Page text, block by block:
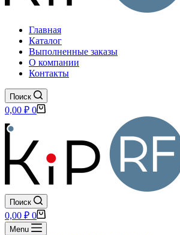
Главная
Каталог
Выполненные заказы
О компании
Контакты
Поиск
Корзина
0,00 ₽ 0
Поиск
Корзина
0,00 ₽ 0
Menu